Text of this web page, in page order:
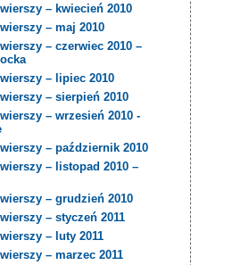
– kwiecień 2010
– maj 2010
– czerwiec 2010 –
– lipiec 2010
– sierpień 2010
– wrzesień 2010 -
– październik 2010
– listopad 2010 –
– grudzień 2010
– styczeń 2011
– luty 2011
– marzec 2011